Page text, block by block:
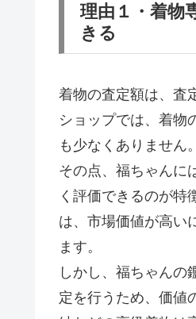
理由１・着物
きる
着物の査定額は、査
ショップでは、着物
も少なくありません。
その点、福ちゃんに
く評価できるのが特
は、市場価値が高い
ます。
しかし、福ちゃんの
定を行うため、価値